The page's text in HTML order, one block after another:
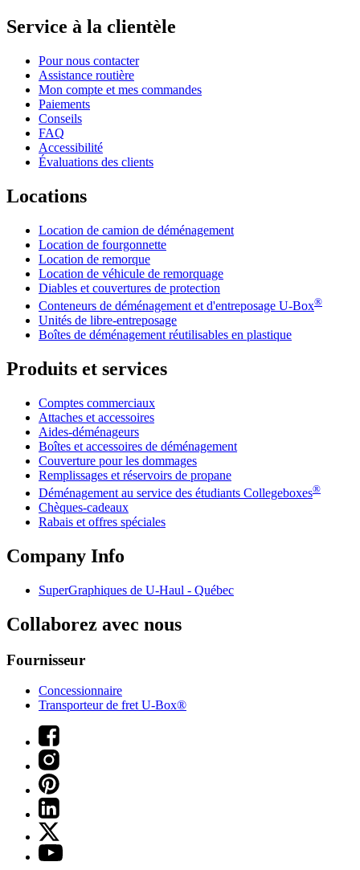
Service à la clientèle
Pour nous contacter
Assistance routière
Mon compte et mes commandes
Paiements
Conseils
FAQ
Accessibilité
Évaluations des clients
Locations
Location de camion de déménagement
Location de fourgonnette
Location de remorque
Location de véhicule de remorquage
Diables et couvertures de protection
Conteneurs de déménagement et d'entreposage U-Box®
Unités de libre-entreposage
Boîtes de déménagement réutilisables en plastique
Produits et services
Comptes commerciaux
Attaches et accessoires
Aides-déménageurs
Boîtes et accessoires de déménagement
Couverture pour les dommages
Remplissages et réservoirs de propane
Déménagement au service des étudiants Collegeboxes®
Chèques-cadeaux
Rabais et offres spéciales
Company Info
SuperGraphiques de U-Haul - Québec
Collaborez avec nous
Fournisseur
Concessionnaire
Transporteur de fret U-Box®